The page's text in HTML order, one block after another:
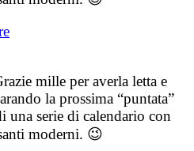
mille per averla letta e
la prossima “puntata”
una serie di calendario con
moderni. 😉